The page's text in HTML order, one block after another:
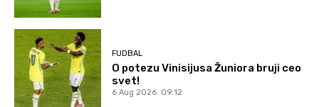
FUDBAL
O potezu Vinisijusa Žuniora bruji ceo
svet!
6 Aug 2026. 09:12